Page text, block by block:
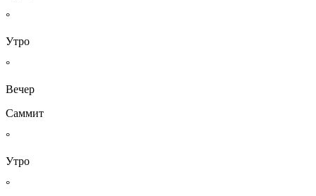
°
Утро
°
Вечер
Саммит
°
Утро
°